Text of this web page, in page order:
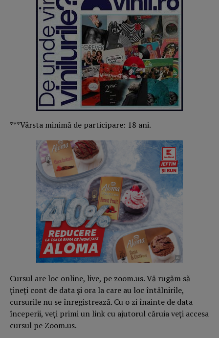
***Vârsta minimă de participare: 18 ani.
Cursul are loc online, live, pe zoom.us. Vă rugăm să
ţineţi cont de data şi ora la care au loc întâlnirile,
cursurile nu se înregistrează. Cu o zi înainte de data
începerii, veţi primi un link cu ajutorul căruia veţi accesa
cursul pe Zoom.us.